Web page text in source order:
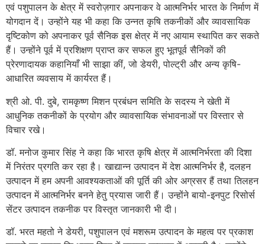
एवं पशुपालन के क्षेत्र में स्वरोज़गार अपनाकर वे आत्मनिर्भर भारत के निर्माण में
योगदान दें। उन्होंने यह भी कहा कि उन्नत कृषि तकनीकों और व्यावसायिक
दृष्टिकोण को अपनाकर पूर्व सैनिक इस क्षेत्र में नए आयाम स्थापित कर सकते
हैं। उन्होंने पूर्व में प्रशिक्षण प्राप्त कर सफल हुए भूतपूर्व सैनिकों की
प्रेरणादायक कहानियाँ भी साझा कीं, जो डेयरी, पोल्ट्री और अन्य कृषि-
आधारित व्यवसाय में कार्यरत हैं।
श्री ओ. पी. दुबे, रामकृष्ण मिशन प्रबंधन समिति के सदस्य ने खेती में
आधुनिक तकनीकों के प्रयोग और व्यावसायिक संभावनाओं पर विस्तार से
विचार रखे।
डॉ. मनोज कुमार सिंह ने कहा कि भारत कृषि क्षेत्र में आत्मनिर्भरता की दिशा
में निरंतर प्रगति कर रहा है। खाद्यान्न उत्पादन में देश आत्मनिर्भर है, दलहन
उत्पादन में हम अपनी आवश्यकताओं की पूर्ति की ओर अग्रसर हैं तथा तिलहन
उत्पादन में आत्मनिर्भर बनने हेतु प्रयास जारी हैं। उन्होंने बायो-इनपुट रिसोर्स
सेंटर उत्पादन तकनीक पर विस्तृत जानकारी भी दी।
डॉ. भरत महतो ने डेयरी, पशुपालन एवं मशरूम उत्पादन के महत्व पर प्रकाश